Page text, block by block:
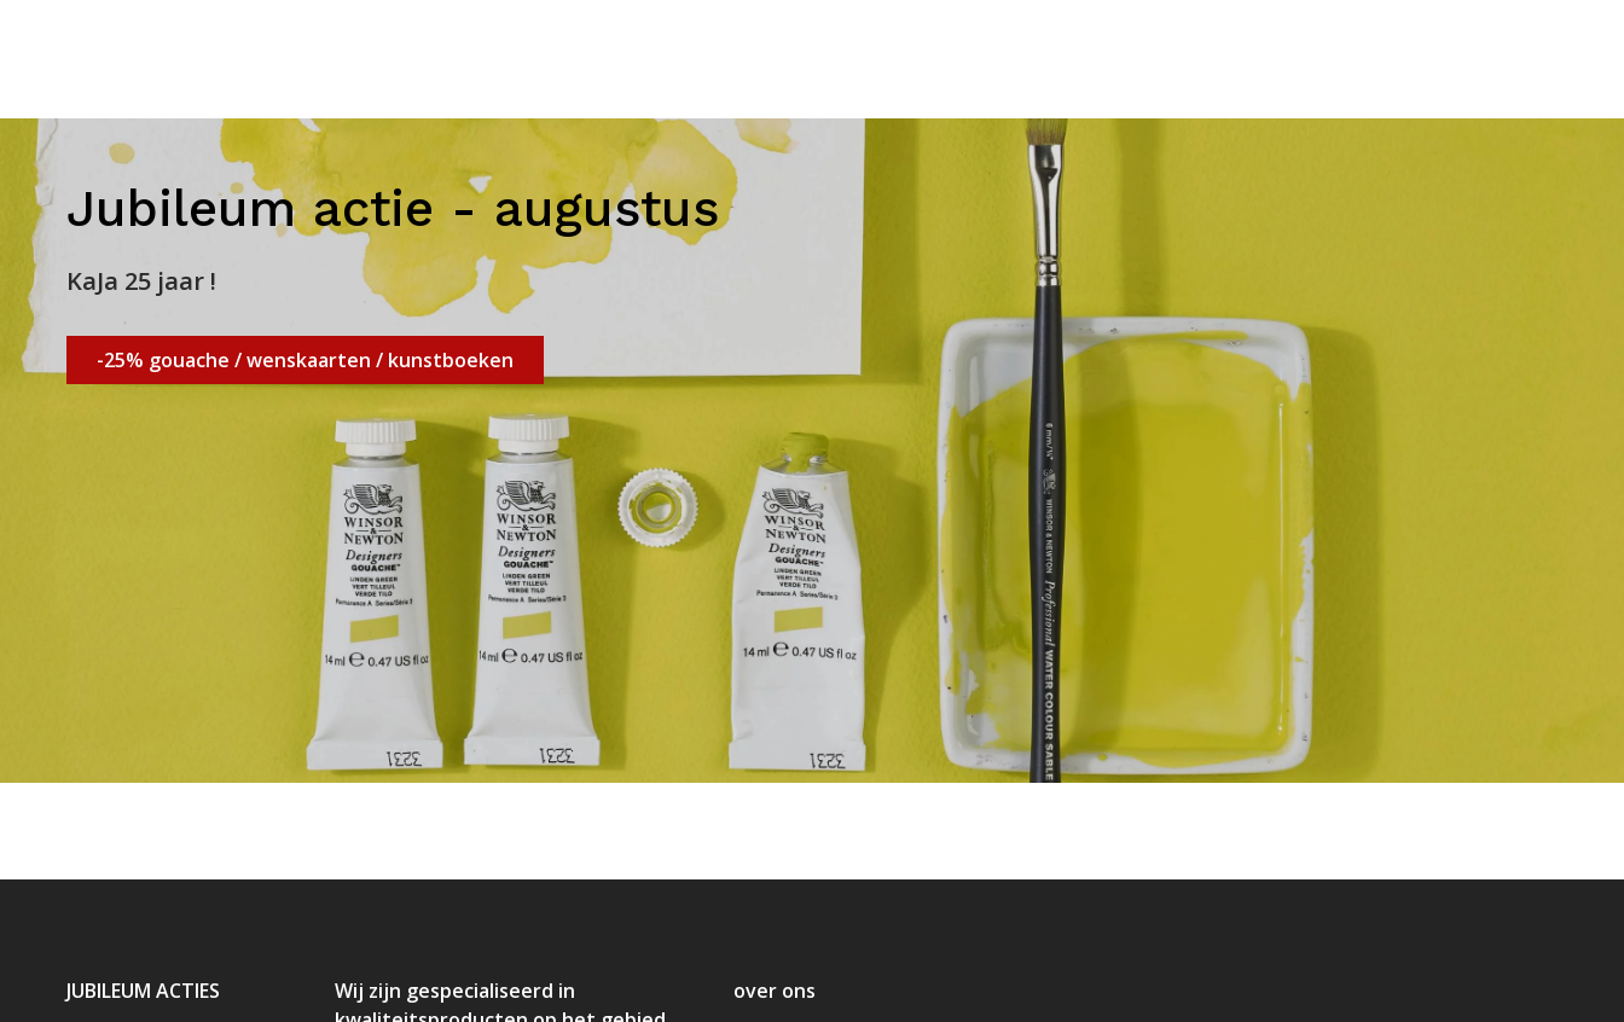
Jubileum actie - augustus
KaJa 25 jaar !
-25% gouache / wenskaarten / kunstboeken
JUBILEUM ACTIES
Wij zijn gespecialiseerd in
over ons